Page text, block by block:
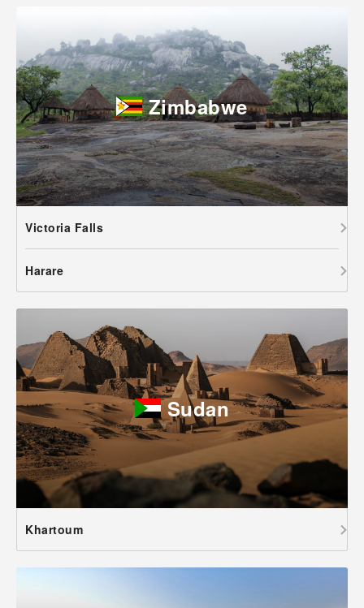
Zimbabwe
Victoria Falls
Harare
Sudan
Khartoum